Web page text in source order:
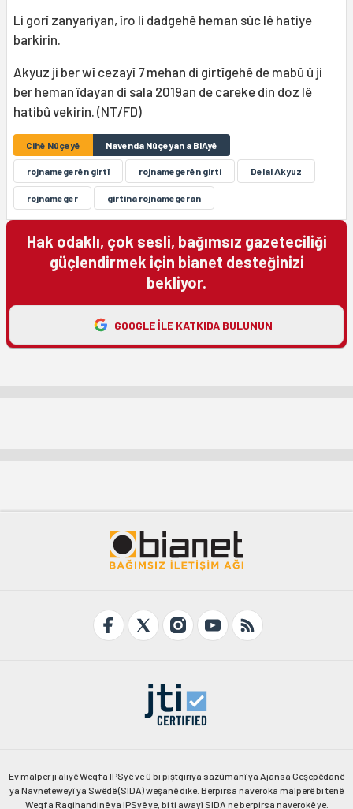
Li gorî zanyariyan, îro li dadgehê heman sûc lê hatiye
barkirin.
Akyuz ji ber wî cezayî 7 mehan di girtîgehê de mabû û ji
ber heman îdayan di sala 2019an de careke din doz lê
hatibû vekirin. (NT/FD)
Cihê Nûçeyê Navenda Nûçeyan a BIAyê
rojnamegerên girtî rojnamegerên girti Delal Akyuz
rojnameger girtina rojnamegeran
Hak odaklı, çok sesli, bağımsız gazeteciliği
güçlendirmek için bianet desteğinizi
bekliyor.
GOOGLE ILE KATKIDA BULUNUN
Ev malper ji aliyê Weqfa IPSyê ve û bi piştgiriya sazûmanî ya Ajansa Geşepêdanê
ya Navneteweyî ya Swêdê (SIDA) weşanê dike. Berpirsa naveroka malperê bi tenê
Weqfa Ragihandinê ya IPSyê ye, bi ti awayî SIDA ne berpirsa naverokê ye.